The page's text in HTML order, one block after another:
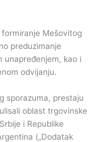
Mešovitog
preduzimanje
unapređenjem, kao i
odvijanju.
sporazuma, prestaju
oblast trgovinske
i Republike
(„Dodatak